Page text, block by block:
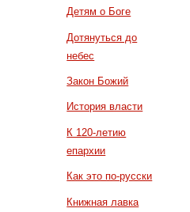
Детям о Боге
Дотянуться до
небес
Закон Божий
История власти
К 120-летию
епархии
Как это по-русски
Книжная лавка